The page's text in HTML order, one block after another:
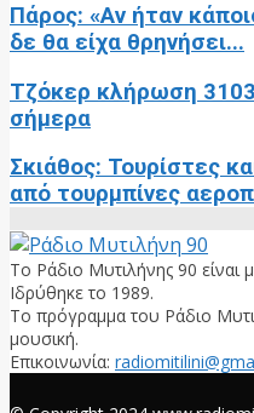
Πάρος: «Αν ήταν
δε θα είχα θρηνήσει...
Τζόκερ κλήρωση
σήμερα
Σκιάθος: Τουρίστες
από τουρμπίνες
Το Ράδιο Μυτιλήνης 90 είναι
Ιδρύθηκε το 1989.
Το πρόγραμμα του Ράδιο
μουσική.
Επικοινωνία: